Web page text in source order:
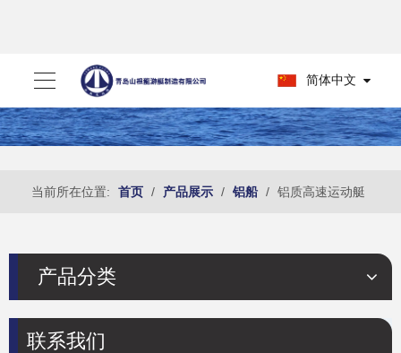
简体中文
当前所在位置: 首页 / 产品展示 / 铝船 / 铝质高速运动艇
产品分类
联系我们